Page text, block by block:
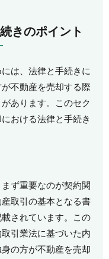
きのポイント
は、法律と手続きに
不動産を売却する際
あります。このセク
おける法律と手続き
ず重要なのが契約関
取引の基本となる書
されています。この
引業法に基づいた内
の方が不動産を売却